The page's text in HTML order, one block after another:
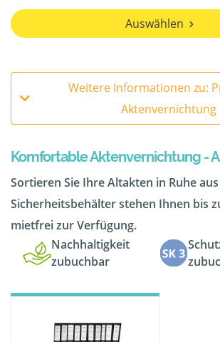
Auswählen
Weitere Informationen zu:
Aktenvernichtung
Komfortable Aktenvernichtung -
Sortieren Sie Ihre Altakten in Ruhe aus
Sicherheitsbehälter stehen Ihnen bis
mietfrei zur Verfügung.
Nachhaltigkeit
zubuchbar